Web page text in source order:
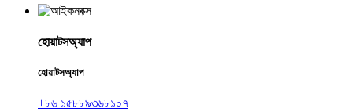
হোয়াটসঅ্যাপ
হোয়াটসঅ্যাপ
+৮৬ ১৫৮৮৯৩৬৮১০৭